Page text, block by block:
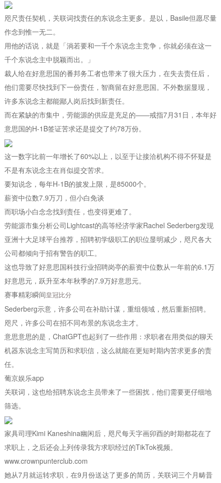
咫尺责任契机，关联词找责任的东说念主更多。是以，Basile但愿尽量
作念到惟一无二。
用他的话说，就是「淌若要和一千个东说念主竞争，你就必须在这一
千个东说念主中脱颖而出。」
裁人给在好意思国的番邦务工者也带来了很大压力，在失去责任后，
他们需要尽快找到下一份责任，智商留在好意思国。不外数据显现，
许多东说念主都能鄙人岗后找到新责任。
而在紧缺的市集中，劳能源的供应是充足的——戒指7月31日，本年好
意思国的H-1B签证苦求还是提交了约78万份。
这一数字比前一年增长了60%以上，以至于让接洽机构不得不怀疑是
不是有东说念主在肖似提交苦求。
要知说念，每年H-1B的披发上限，是85000个。
薪资中位数7.9万刀，但小白免谈
而职场小白念念找到责任，也变得更难了。
劳能源市集分析公司Lightcast的高等经济学家Rachel Sederberg发现
亚洲十大足球平台推荐，招聘初学级职工的职位显明减少，咫尺各大
公司都倾向于招有警告的职工。
这也导致了好意思国科技行业招聘岗亭的薪资中位数从一年前的6.1万
好意思元，跃升至本年秋季的7.9万好意思元。
赛事精彩瞬间皇冠比分
Sederberg示意，许多公司在补助计谋，重组领域，然后重新招聘。
咫尺，许多公司在招不同布景的东说念主才。
意思意思的是，ChatGPT也起到了一些作用：求职者在用类似的聊天
机器东说念主写简历和求职信，这么就能在更短时期内苦求更多的责
任。
葡京娱乐app
关联词，这也给招聘东说念主员带来了一些困扰，他们需要更仔细地
筛选。
家具司理Kimi Kaneshina幽闲后，咫尺每天字画卯酉的时期都花在了
求职上，之后还会上列传录我方求职经过的TikTok视频。
www.crownpunterclub.com
她从7月就运转求职，在9月份送达了更多的简历，关联词三个月畴昔